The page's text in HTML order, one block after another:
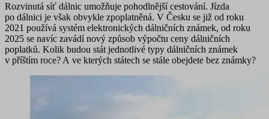
Rozvinutá síť dálnic umožňuje pohodlnější cestování. Jízda
po dálnici je však obvykle zpoplatněná. V Česku se již od roku
2021 používá systém elektronických dálničních známek, od roku
2025 se navíc zavádí nový způsob výpočtu ceny dálničních
poplatků. Kolik budou stát jednotlivé typy dálničních známek
v příštím roce? A ve kterých státech se stále obejdete bez známky?